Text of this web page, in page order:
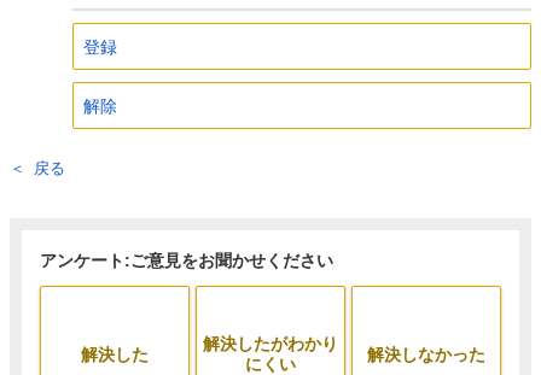
登録
解除
戻る
アンケート:ご意見をお聞かせください
解決した
解決したがわかり
にくい
解決しなかった